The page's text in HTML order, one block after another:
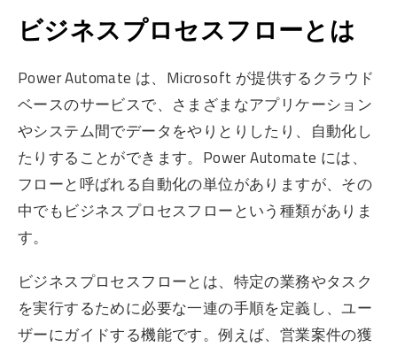
ビジネスプロセスフローとは
Power Automate は、Microsoft が提供するクラウド
ベースのサービスで、さまざまなアプリケーション
やシステム間でデータをやりとりしたり、自動化し
たりすることができます。Power Automate には、
フローと呼ばれる自動化の単位がありますが、その
中でもビジネスプロセスフローという種類がありま
す。
ビジネスプロセスフローとは、特定の業務やタスク
を実行するために必要な一連の手順を定義し、ユー
ザーにガイドする機能です。例えば、営業案件の獲